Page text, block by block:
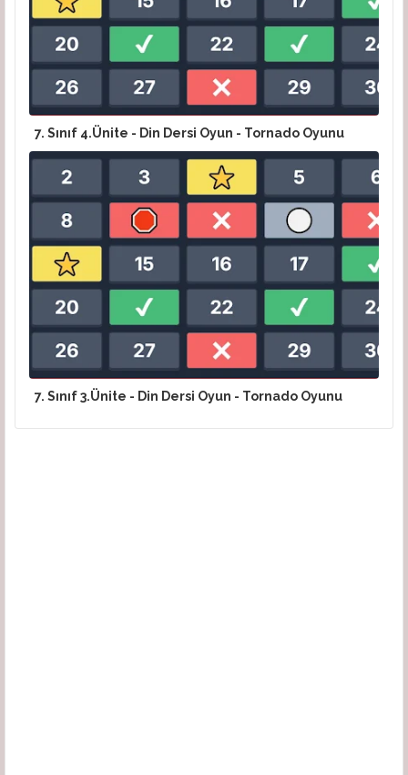
7. Sınıf 4.Ünite - Din Dersi Oyun - Tornado Oyunu
7. Sınıf 3.Ünite - Din Dersi Oyun - Tornado Oyunu